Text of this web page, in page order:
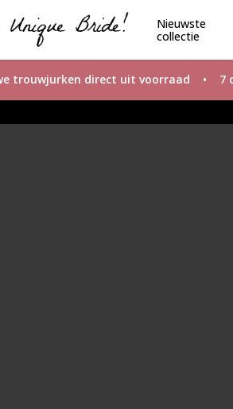
Nieuwste
collectie
trouwjurken direct uit voorraad • 7